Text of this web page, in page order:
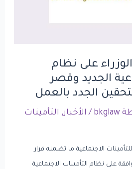
على نظام
الجديد وقصر
الجدد بالعمل
bkglaw
/ الأخبار, التأمينات
الاجتماعية ما تضمنه قرار
على نظام التأمينات الاجتماعية